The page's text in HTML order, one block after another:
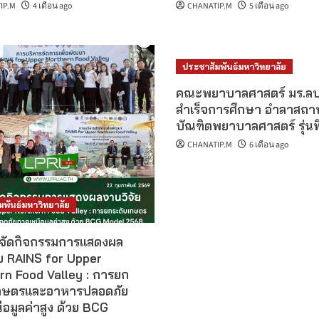
4 เดือน ago CHANATIP.M 5 เดือน ago
พันธ์มหาวิทยาลัย
ดกิจกรรมการแสดงผล
RAINS for Upper
Food Valley : การยก
ตรและอาหารปลอดภัย
มูลค่าสูง ด้วย BCG
ประชาสัมพันธ์มหาวิทยาลัย
คณะพยาบาลศาสตร์ มร.ล
สำเร็จการศึกษา อำลาสถ
บัณฑิตพยาบาลศาสตร์ รุ่น
CHANATIP.M 6 เดือน ago